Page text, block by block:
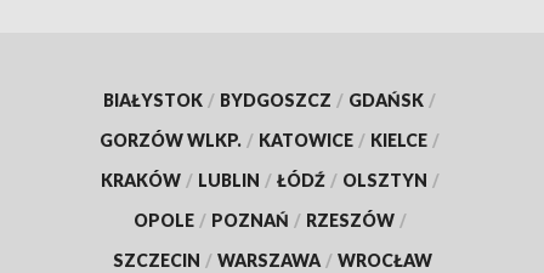
BIAŁYSTOK / BYDGOSZCZ / GDAŃSK /
GORZÓW WLKP. / KATOWICE / KIELCE /
KRAKÓW / LUBLIN / ŁÓDŹ / OLSZTYN /
OPOLE / POZNAŃ / RZESZÓW /
SZCZECIN / WARSZAWA / WROCŁAW